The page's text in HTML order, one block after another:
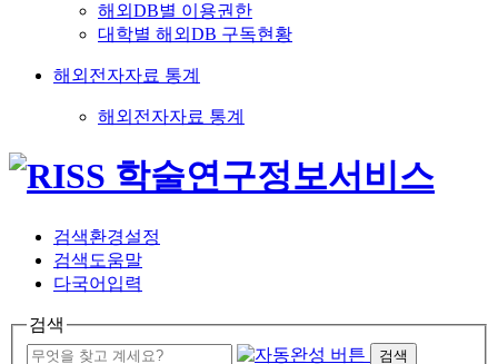
해외DB별 이용권한
대학별 해외DB 구독현황
해외전자자료 통계
해외전자자료 통계
검색환경설정
검색도움말
다국어입력
검색
검색